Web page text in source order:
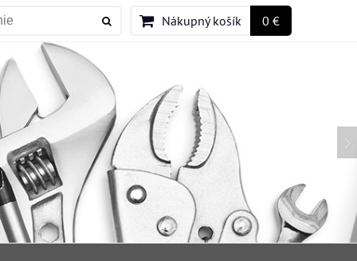
Nákupný košík 0 €